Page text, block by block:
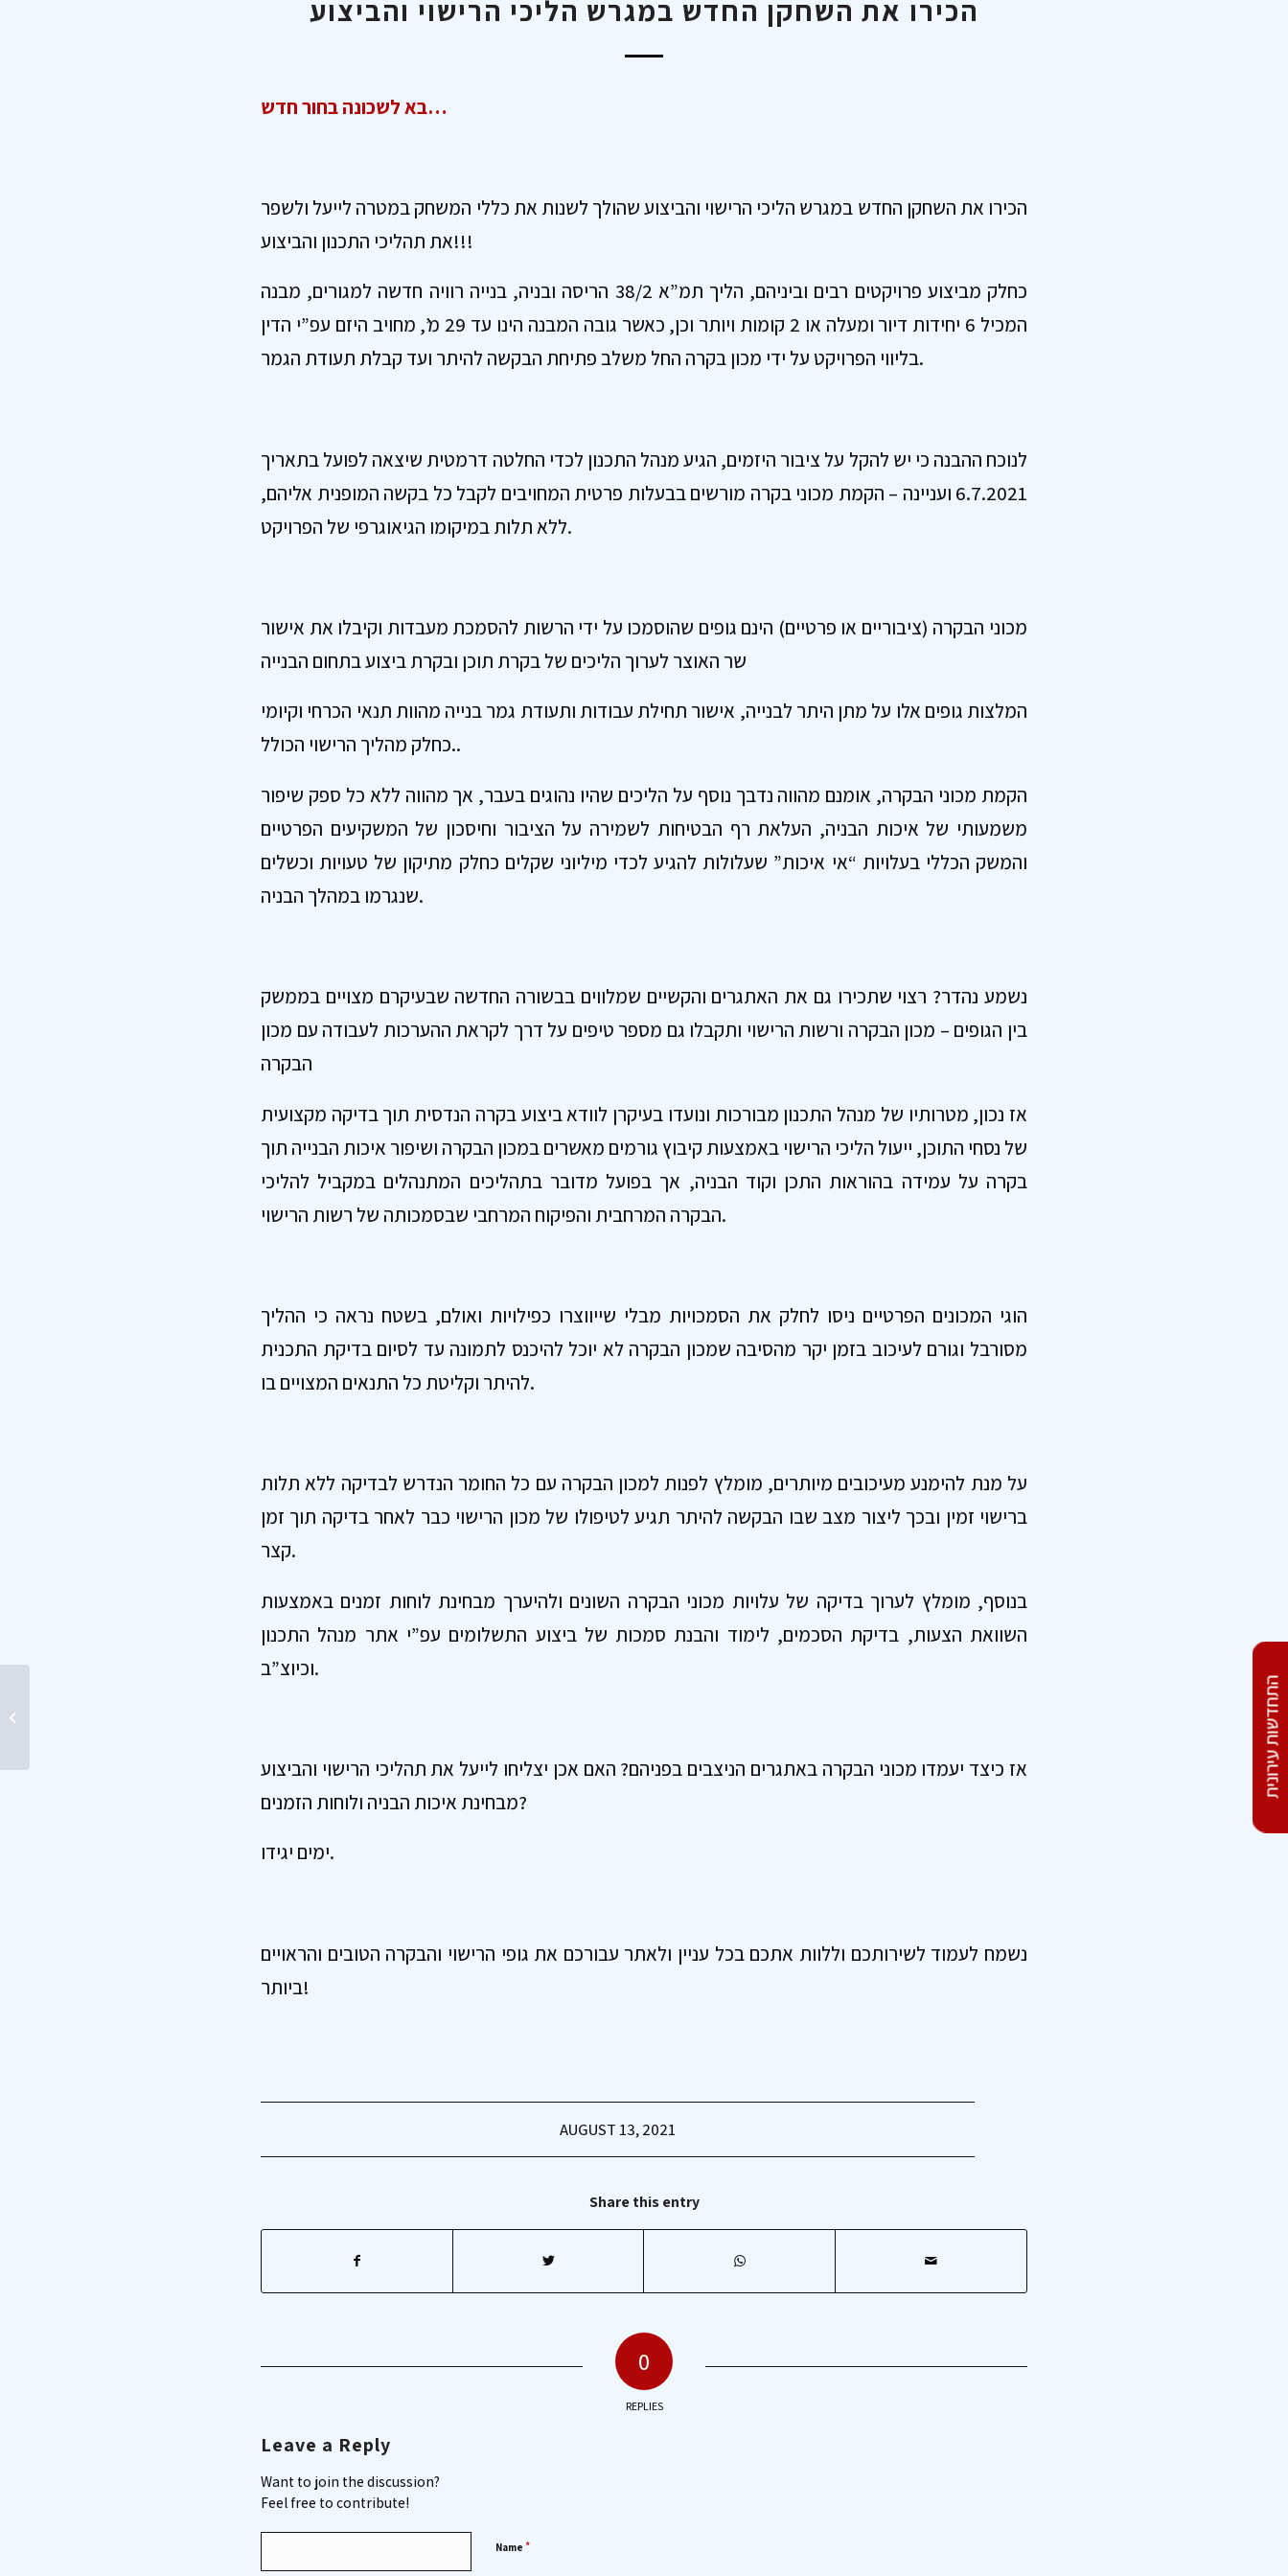
התחדשות עירונית
הכירו את השחקן החדש במגרש הליכי הרישוי והביצוע
בא לשכונה בחור חדש…
הכירו את השחקן החדש במגרש הליכי הרישוי והביצוע שהולך לשנות את כללי המשחק במטרה לייעל ולשפר
את תהליכי התכנון והביצוע!!!
כחלק מביצוע פרויקטים רבים וביניהם, הליך תמ”א 38/2 הריסה ובניה, בנייה רוויה חדשה למגורים, מבנה
המכיל 6 יחידות דיור ומעלה או 2 קומות ויותר וכן, כאשר גובה המבנה הינו עד 29 מ’, מחויב היזם עפ”י הדין
בליווי הפרויקט על ידי מכון בקרה החל משלב פתיחת הבקשה להיתר ועד קבלת תעודת הגמר.
לנוכח ההבנה כי יש להקל על ציבור היזמים, הגיע מנהל התכנון לכדי החלטה דרמטית שיצאה לפועל בתאריך
6.7.2021 ועניינה – הקמת מכוני בקרה מורשים בבעלות פרטית המחויבים לקבל כל בקשה המופנית אליהם,
ללא תלות במיקומו הגיאוגרפי של הפרויקט.
מכוני הבקרה (ציבוריים או פרטיים) הינם גופים שהוסמכו על ידי הרשות להסמכת מעבדות וקיבלו את אישור
המלצות גופים אלו על מתן היתר לבנייה, אישור תחילת עבודות ותעודת גמר בנייה מהוות תנאי הכרחי וקיומי
כחלק מהליך הרישוי הכולל..
הקמת מכוני הבקרה, אומנם מהווה נדבך נוסף על הליכים שהיו נהוגים בעבר, אך מהווה ללא כל ספק שיפור
משמעותי של איכות הבניה, העלאת רף הבטיחות לשמירה על הציבור וחיסכון של המשקיעים הפרטיים
והמשק הכללי בעלויות “אי איכות” שעלולות להגיע לכדי מיליוני שקלים כחלק מתיקון של טעויות וכשלים
שנגרמו במהלך הבניה.
נשמע נהדר? רצוי שתכירו גם את האתגרים והקשיים שמלווים בבשורה החדשה שבעיקרם מצויים בממשק
בין הגופים – מכון הבקרה ורשות הרישוי ותקבלו גם מספר טיפים על דרך לקראת ההערכות לעבודה עם מכון
הבקרה
אז נכון, מטרותיו של מנהל התכנון מבורכות ונועדו בעיקרן לוודא ביצוע בקרה הנדסית תוך בדיקה מקצועית
של נסחי התוכן, ייעול הליכי הרישוי באמצעות קיבוץ גורמים מאשרים במכון הבקרה ושיפור איכות הבנייה תוך
בקרה על עמידה בהוראות התכן וקוד הבניה, אך בפועל מדובר בתהליכים המתנהלים במקביל להליכי
הבקרה המרחבית והפיקוח המרחבי שבסמכותה של רשות הרישוי.
הוגי המכונים הפרטיים ניסו לחלק את הסמכויות מבלי שייווצרו כפילויות ואולם, בשטח נראה כי ההליך
מסורבל וגורם לעיכוב בזמן יקר מהסיבה שמכון הבקרה לא יוכל להיכנס לתמונה עד לסיום בדיקת התכנית
להיתר וקליטת כל התנאים המצויים בו.
על מנת להימנע מעיכובים מיותרים, מומלץ לפנות למכון הבקרה עם כל החומר הנדרש לבדיקה ללא תלות
ברישוי זמין ובכך ליצור מצב שבו הבקשה להיתר תגיע לטיפולו של מכון הרישוי כבר לאחר בדיקה תוך זמן
קצר.
בנוסף, מומלץ לערוך בדיקה של עלויות מכוני הבקרה השונים ולהיערך מבחינת לוחות זמנים באמצעות
השוואת הצעות, בדיקת הסכמים, לימוד והבנת סמכות של ביצוע התשלומים עפ”י אתר מנהל התכנון
וכיוצ”ב.
אז כיצד יעמדו מכוני הבקרה באתגרים הניצבים בפניהם? האם אכן יצליחו לייעל את תהליכי הרישוי והביצוע
מבחינת איכות הבניה ולוחות הזמנים?
ימים יגידו.
נשמח לעמוד לשירותכם וללוות אתכם בכל עניין ולאתר עבורכם את גופי הרישוי והבקרה הטובים והראויים
ביותר!
AUGUST 13, 2021
Share this entry
0
REPLIES
Leave a Reply
Want to join the discussion?
Feel free to contribute!
Name *